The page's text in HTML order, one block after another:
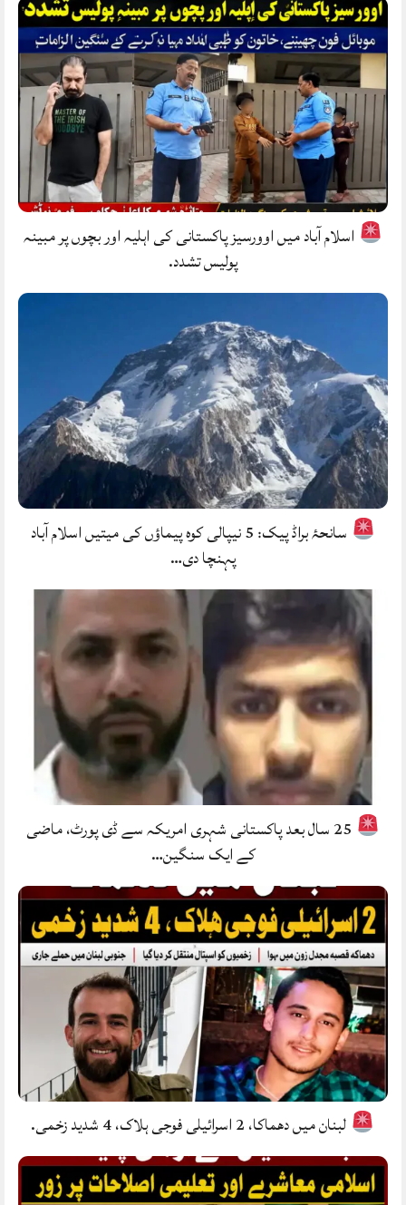
اسلام آباد میں اوورسیز پاکستانی کی اہلیہ اور بچوں پر مبینہ
پولیس تشدد.
سانحۂ براڈ پیک: 5 نیپالی کوہ پیماؤں کی میتیں اسلام آباد
پہنچا دی…
25 سال بعد پاکستانی شہری امریکہ سے ڈی پورٹ، ماضی
کے ایک سنگین…
لبنان میں دھماکا، 2 اسرائیلی فوجی ہلاک، 4 شدید زخمی.